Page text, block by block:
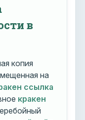
в
копия
на
ссылка
кракен